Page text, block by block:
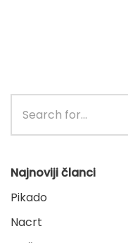
Najnoviji članci
Pikado
Nacrt